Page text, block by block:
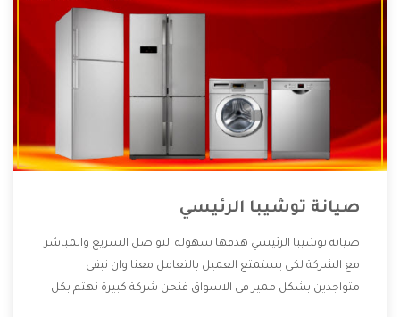
صيانة توشيبا الرئيسي
صيانة توشيبا الرئيسي هدفها سهولة التواصل السريع والمباشر
مع الشركة لكى يستمتع العميل بالتعامل معنا وان نبقى
متواجدين بشكل مميز فى الاسواق فنحن شركة كبيرة نهتم بكل